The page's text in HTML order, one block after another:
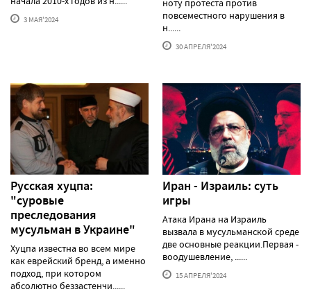
3 МАЯ'2024
ноту протеста против
повсеместного нарушения в
н......
30 АПРЕЛЯ'2024
Русская хуцпа:
"суровые
преследования
мусульман в Украине"
Хуцпа известна во всем мире
как еврейский бренд, а именно
подход, при котором
абсолютно беззастенчи......
Иран - Израиль: суть
игры
Атака Ирана на Израиль
вызвала в мусульманской среде
две основные реакции.Первая -
воодушевление, ......
15 АПРЕЛЯ'2024